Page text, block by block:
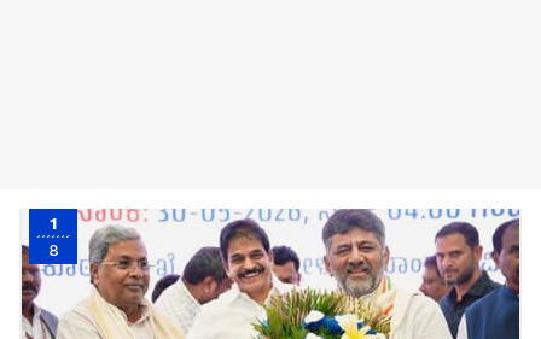
1
8